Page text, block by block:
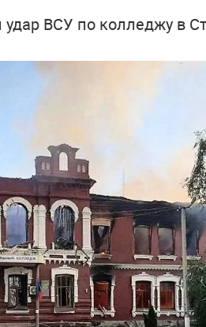
ВСУ по колледжу в